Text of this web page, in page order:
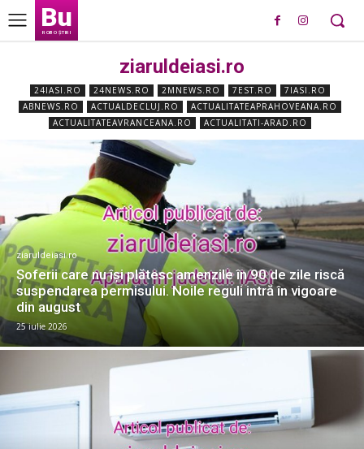
Bu
ROBO ȘTIRI
ziaruldeiasi.ro
24IASI.RO 24NEWS.RO 2MNEWS.RO 7EST.RO
7IASI.RO
ABNEWS.RO
ACTUALDECLUJ.RO
ACTUALITATEAPRAHOVEANA.RO
ACTUALITATEAVRANCEANA.RO
ACTUALITATI-ARAD.RO
ziaruldeiasi.ro
Șoferii care nu își plătesc amenzile în 90 de zile riscă
suspendarea permisului. Noile reguli intră în vigoare
din august
25 iulie 2026